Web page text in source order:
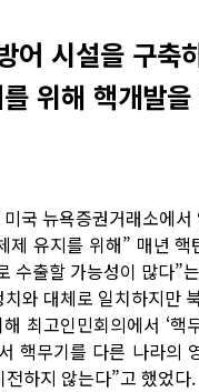
어 시설을 구
위해 핵개발
국 뉴욕증권거래소에
제 유지를 위해” 매년
수출할 가능성이 많다”
와 대체로 일치하지만
최고인민회의에서 ‘핵
핵무기를 다른 나라의
하지 않는다”고 했었다.